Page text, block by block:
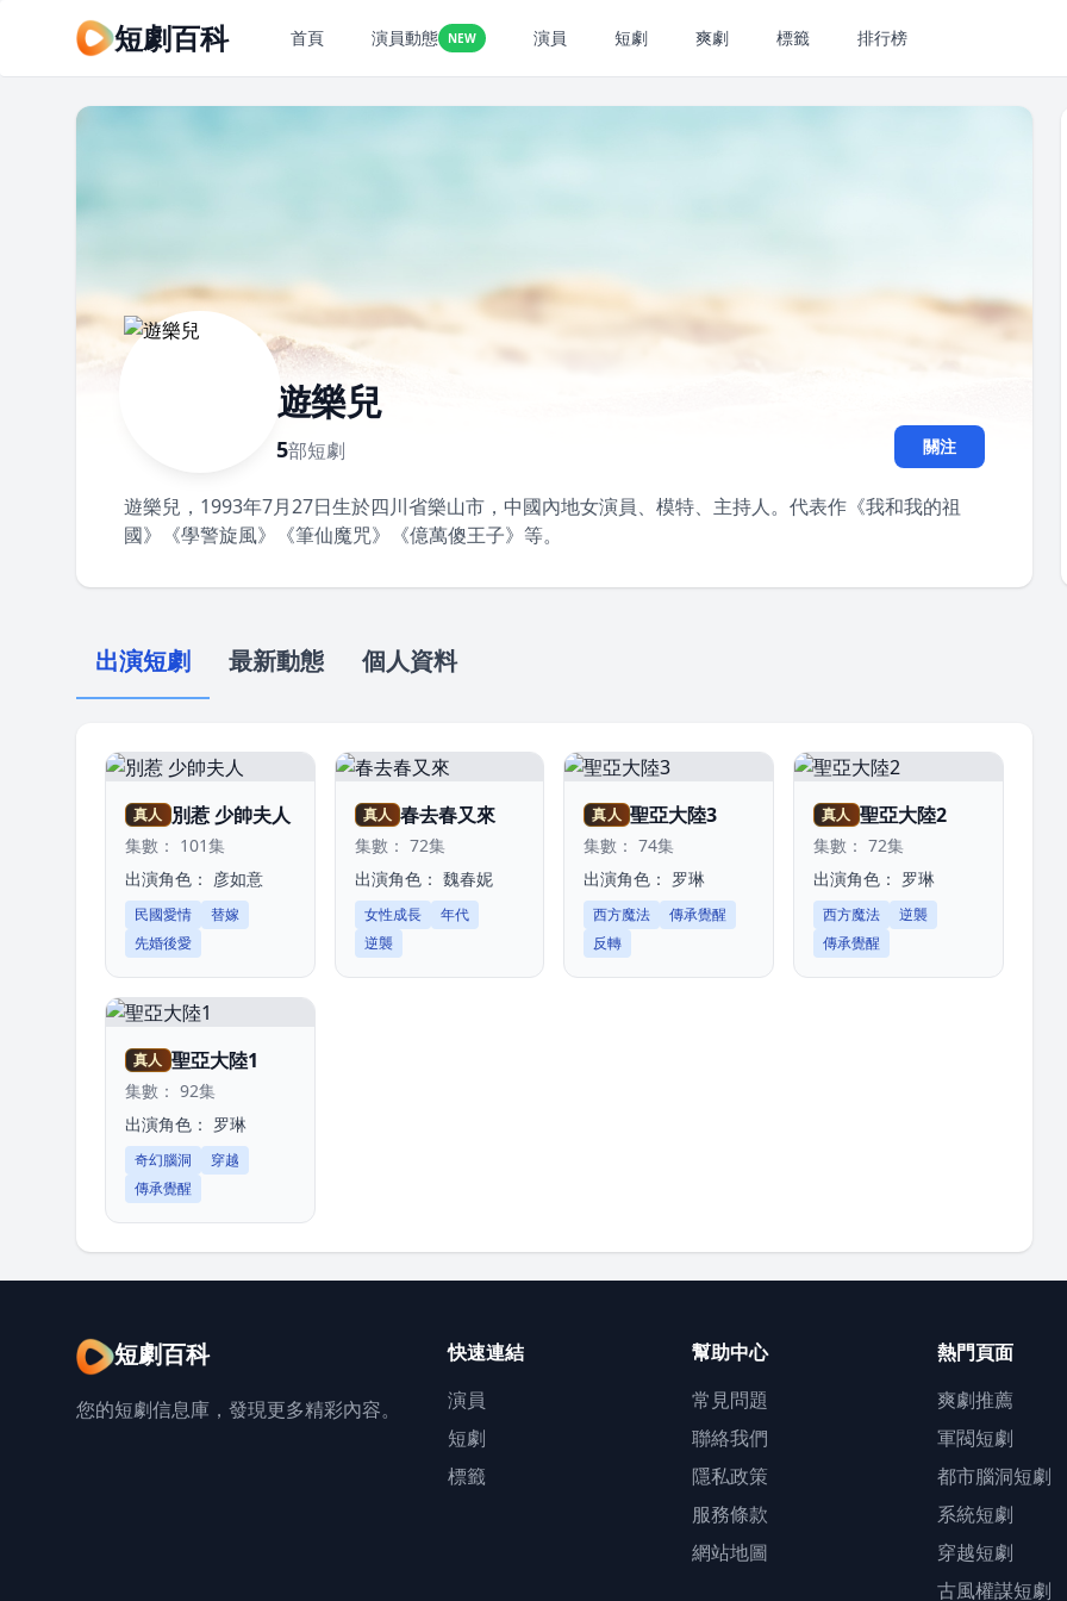
短劇百科 首頁 演員動態 NEW 演員 短劇 爽劇 標籤 排行榜
遊樂兒
5部短劇 關注
遊樂兒，1993年7月27日生於四川省樂山市，中國內地女演員、模特、主持人。代表作《我和我的祖
國》《學警旋風》《筆仙魔咒》《億萬傻王子》等。
出演短劇 最新動態 個人資料
真人 別惹 少帥夫人
集數： 101集
出演角色： 彦如意
民國愛情
替嫁
先婚後愛
真人 春去春又來
集數： 72集
出演角色： 魏春妮
女性成長
年代
逆襲
真人 聖亞大陸3
集數： 74集
出演角色： 罗琳
西方魔法
傳承覺醒
反轉
真人 聖亞大陸2
集數： 72集
出演角色： 罗琳
西方魔法
逆襲
傳承覺醒
真人 聖亞大陸1
集數： 92集
出演角色： 罗琳
奇幻腦洞
穿越
傳承覺醒
短劇百科
您的短劇信息庫，發現更多精彩內容。
快速連結
演員
短劇
標籤
幫助中心
常見問題
聯絡我們
隱私政策
服務條款
網站地圖
熱門頁面
爽劇推薦
軍閥短劇
都市腦洞短劇
系統短劇
穿越短劇
古風權謀短劇